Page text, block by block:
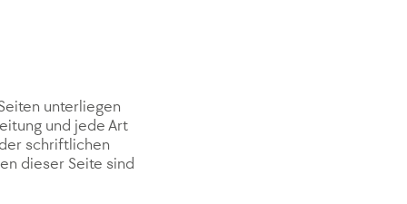
unterliegen
und jede Art
schriftlichen
dieser Seite sind